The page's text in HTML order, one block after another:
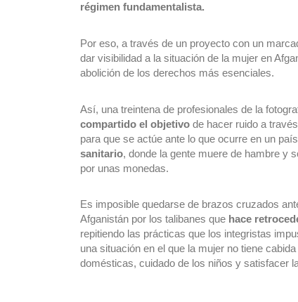
régimen fundamentalista.
Por eso, a través de un proyecto con un
dar visibilidad a la situación de la mujer en
abolición de los derechos más esenciales.
Así, una treintena de profesionales de la
compartido el objetivo de hacer ruido a
para que se actúe ante lo que ocurre en un
sanitario, donde la gente muere de hambre y
por unas monedas.
Es imposible quedarse de brazos cruzados
Afganistán por los talibanes que hace
repitiendo las prácticas que los integristas
una situación en el que la mujer no tiene
domésticas, cuidado de los niños y satisfacer